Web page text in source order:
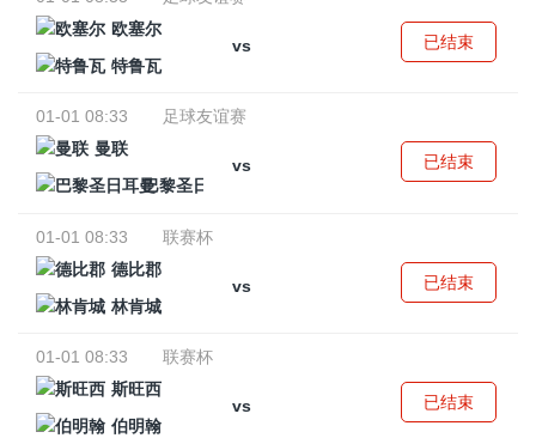
欧塞尔
vs
特鲁瓦
已结束
01-01 08:33
足球友谊赛
曼联
vs
巴黎圣日耳曼
已结束
01-01 08:33
联赛杯
德比郡
vs
林肯城
已结束
01-01 08:33
联赛杯
斯旺西
vs
伯明翰
已结束